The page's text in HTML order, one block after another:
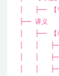
│ ├── 【专
├── 讲义
│ ├── 【考
│ │ ├──
│ │ ├──
│ │ ├──